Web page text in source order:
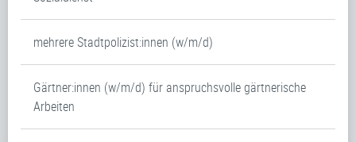
mehrere Stadtpolizist:innen (w/m/d)
Gärtner:innen (w/m/d) für anspruchsvolle gärtnerische
Arbeiten